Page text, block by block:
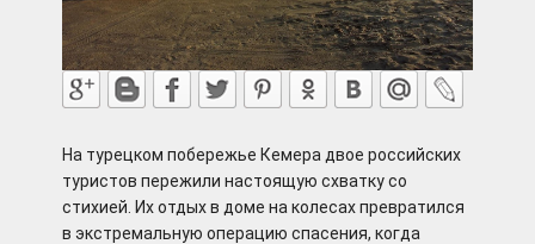
На турецком побережье Кемера двое российских
туристов пережили настоящую схватку со
стихией. Их отдых в доме на колесах превратился
в экстремальную операцию спасения, когда